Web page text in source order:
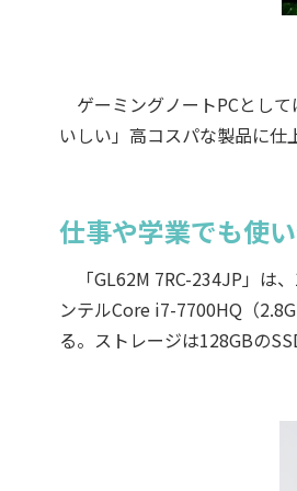
ゲーミングノートPCとし
いしい」高コスパな製品に
仕事や学業でも使
「GL62M 7RC-234JP」は
ンテルCore i7-7700HQ（
る。ストレージは128GBの